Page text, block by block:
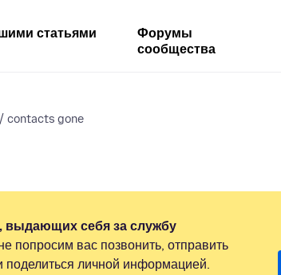
статьями
Форумы
сообщества
contacts gone
выдающих себя за службу
попросим вас позвонить, отправить
поделиться личной информацией.